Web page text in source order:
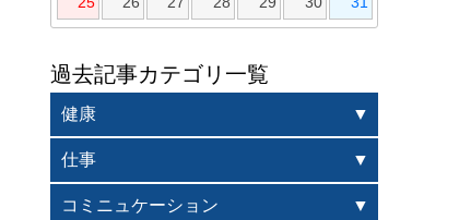
過去記事カテゴリ一覧
健康
仕事
コミニュケーション